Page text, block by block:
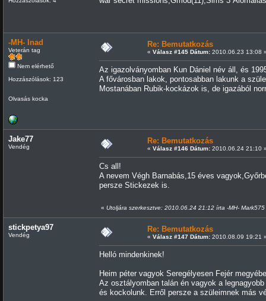
-MH- Inad
Veterán tag
Nem elérhető
Hozzászólások: 123
Olvasás kocka
Re: Bemutatkozás
« Válasz #145 Dátum:2010.06.23 13:08
Az igazolványomban Kun Dániel név áll, és
A fővárosban lakok, pontosabban lakunk a
Mostanában Rubik-kockázok is, de igazából
Jake77
Vendég
Re: Bemutatkozás
« Válasz #146 Dátum:2010.06.24 21:10
Cs all!
A nevem Végh Barnabás,15 éves
persze Stickezek is.
« Utoljára szerkesztve: 2010.06.24 21:12 írta -MH- Mark575
stickpetya97
Vendég
Re: Bemutatkozás
« Válasz #147 Dátum:2010.08.09 19:21
Helló mindenkinek!
Heim péter vagyok Seregélyesen Fejér
Az osztályomban talán én vagyok a
és kockolunk. Erről persze a szüleimnek más